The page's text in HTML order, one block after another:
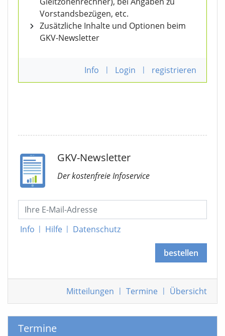
Vorstandsbezügen, etc.
Zusätzliche Inhalte und Optionen beim
GKV-Newsletter
Info | Login | registrieren
GKV-Newsletter
Der kostenfreie Infoservice
Info | Hilfe | Datenschutz
bestellen
Mitteilungen | Termine | Übersicht
Termine